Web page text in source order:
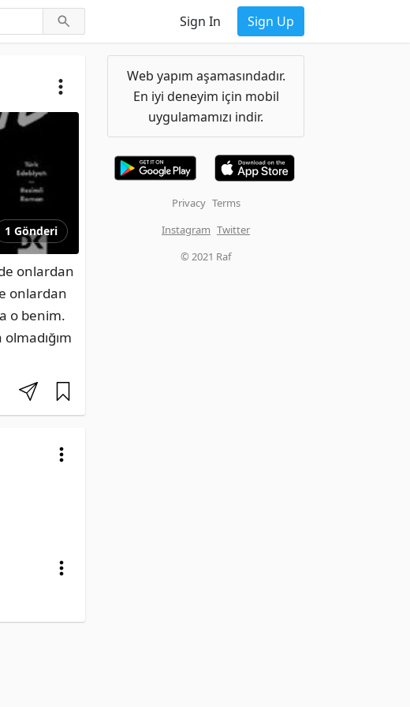
Sign In Sign Up
1 Gönderi
onlardan
onlardan
o benim.
Web yapım aşamasındadır.
En iyi deneyim için mobil
uygulamamızı indir.
Privacy Terms
Instagram Twitter
© 2021 Raf